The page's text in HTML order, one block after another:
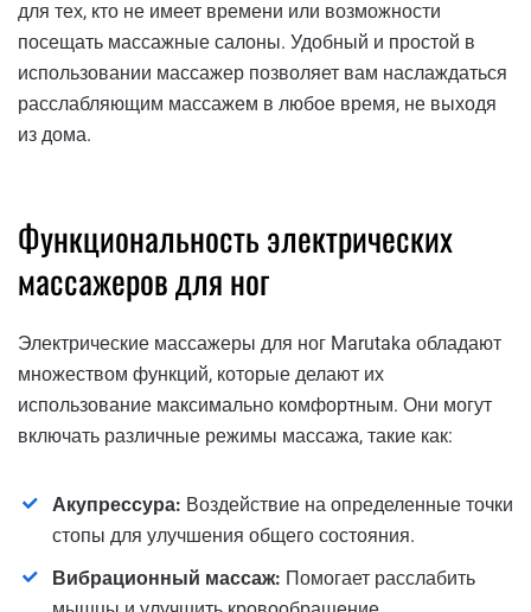
для тех, кто не имеет времени или возможности
посещать массажные салоны. Удобный и простой в
использовании массажер позволяет вам наслаждаться
расслабляющим массажем в любое время, не выходя
из дома.
Функциональность электрических
массажеров для ног
Электрические массажеры для ног Marutaka обладают
множеством функций, которые делают их
использование максимально комфортным. Они могут
включать различные режимы массажа, такие как:
Акупрессура: Воздействие на определенные точки
стопы для улучшения общего состояния.
Вибрационный массаж: Помогает расслабить